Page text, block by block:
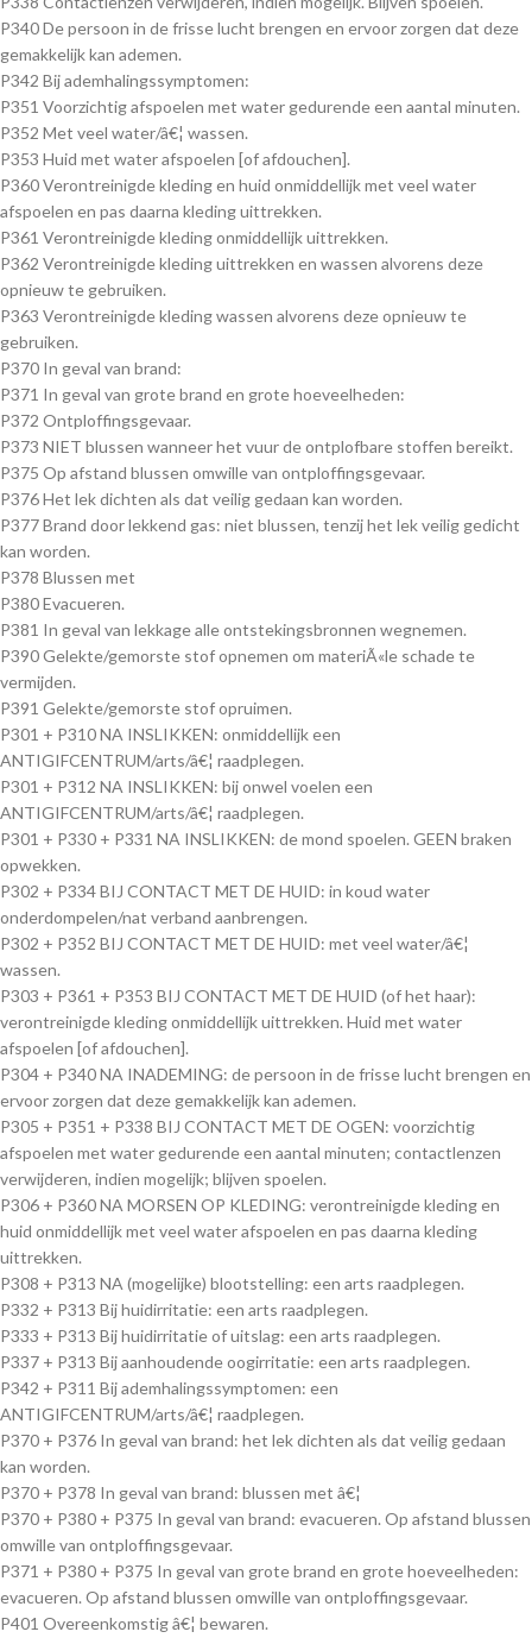
P340 De persoon in de frisse lucht brengen en ervoor zorgen dat deze
gemakkelijk kan ademen.
P342 Bij ademhalingssymptomen:
P351 Voorzichtig afspoelen met water gedurende een aantal minuten.
P352 Met veel water/â€¦ wassen.
P353 Huid met water afspoelen [of afdouchen].
P360 Verontreinigde kleding en huid onmiddellijk met veel water
afspoelen en pas daarna kleding uittrekken.
P361 Verontreinigde kleding onmiddellijk uittrekken.
P362 Verontreinigde kleding uittrekken en wassen alvorens deze
opnieuw te gebruiken.
P363 Verontreinigde kleding wassen alvorens deze opnieuw te
gebruiken.
P370 In geval van brand:
P371 In geval van grote brand en grote hoeveelheden:
P372 Ontploffingsgevaar.
P373 NIET blussen wanneer het vuur de ontplofbare stoffen bereikt.
P375 Op afstand blussen omwille van ontploffingsgevaar.
P376 Het lek dichten als dat veilig gedaan kan worden.
P377 Brand door lekkend gas: niet blussen, tenzij het lek veilig gedicht
kan worden.
P378 Blussen met
P380 Evacueren.
P381 In geval van lekkage alle ontstekingsbronnen wegnemen.
P390 Gelekte/gemorste stof opnemen om materiÃ«le schade te
vermijden.
P391 Gelekte/gemorste stof opruimen.
P301 + P310 NA INSLIKKEN: onmiddellijk een
ANTIGIFCENTRUM/arts/â€¦ raadplegen.
P301 + P312 NA INSLIKKEN: bij onwel voelen een
ANTIGIFCENTRUM/arts/â€¦ raadplegen.
P301 + P330 + P331 NA INSLIKKEN: de mond spoelen. GEEN braken
opwekken.
P302 + P334 BIJ CONTACT MET DE HUID: in koud water
onderdompelen/nat verband aanbrengen.
P302 + P352 BIJ CONTACT MET DE HUID: met veel water/â€¦
wassen.
P303 + P361 + P353 BIJ CONTACT MET DE HUID (of het haar):
verontreinigde kleding onmiddellijk uittrekken. Huid met water
afspoelen [of afdouchen].
P304 + P340 NA INADEMING: de persoon in de frisse lucht brengen en
ervoor zorgen dat deze gemakkelijk kan ademen.
P305 + P351 + P338 BIJ CONTACT MET DE OGEN: voorzichtig
afspoelen met water gedurende een aantal minuten; contactlenzen
verwijderen, indien mogelijk; blijven spoelen.
P306 + P360 NA MORSEN OP KLEDING: verontreinigde kleding en
huid onmiddellijk met veel water afspoelen en pas daarna kleding
uittrekken.
P308 + P313 NA (mogelijke) blootstelling: een arts raadplegen.
P332 + P313 Bij huidirritatie: een arts raadplegen.
P333 + P313 Bij huidirritatie of uitslag: een arts raadplegen.
P337 + P313 Bij aanhoudende oogirritatie: een arts raadplegen.
P342 + P311 Bij ademhalingssymptomen: een
ANTIGIFCENTRUM/arts/â€¦ raadplegen.
P370 + P376 In geval van brand: het lek dichten als dat veilig gedaan
kan worden.
P370 + P378 In geval van brand: blussen met â€¦
P370 + P380 + P375 In geval van brand: evacueren. Op afstand blussen
omwille van ontploffingsgevaar.
P371 + P380 + P375 In geval van grote brand en grote hoeveelheden:
evacueren. Op afstand blussen omwille van ontploffingsgevaar.
P401 Overeenkomstig â€¦ bewaren.